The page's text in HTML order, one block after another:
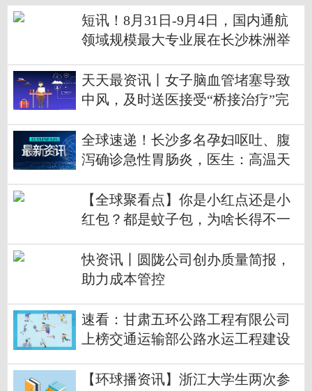
短讯！8月31日-9月4日，国内通航
领域规模最大专业展在长沙株洲举
天天最资讯丨女子脑血管堵塞导致
中风，及时送医接受“桥接治疗”完
全球速递！长沙多名孕妇呕吐、腹
泻确诊急性胃肠炎，医生：高温天
【全球聚看点】你是小红点还是小
红包？都是蚊子包，为啥长得不一
快资讯丨圆陇公司创办质量简报，
助力成本管控
速看：甘肃五环公路工程有限公司
上榜交通运输部公路水运工程建设
【环球播资讯】浙江大学生两次参